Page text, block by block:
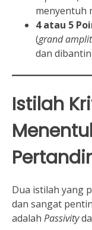
menyentuh
4 atau 5
(grand
dan
Istilah
Dua istilah yang
dan sangat
adalah Passivity